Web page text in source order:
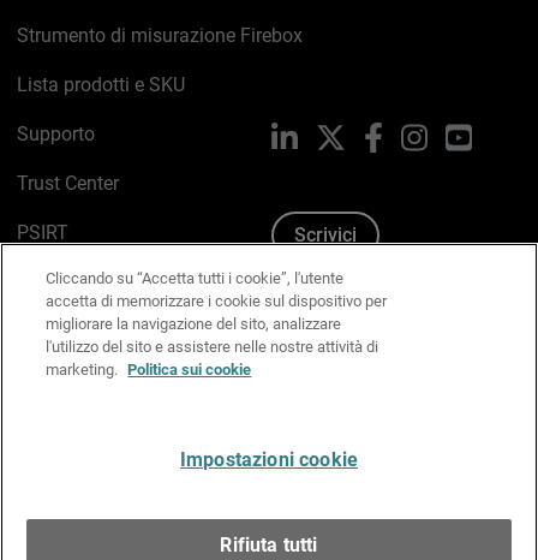
Strumento di misurazione Firebox
Lista prodotti e SKU
Supporto
Trust Center
PSIRT
Politica sui cookie
Informativa sulla privacy
Kit Media & Brand
LinkedIn FacebookInstagram
Scrivici
Cliccando su “Accetta tutti i cookie”, l'utente
accetta di memorizzare i cookie sul dispositivo per
migliorare la navigazione del sito, analizzare
l'utilizzo del sito e assistere nelle nostre attività di
marketing. Politica sui cookie
Impostazioni cookie
Rifiuta tutti